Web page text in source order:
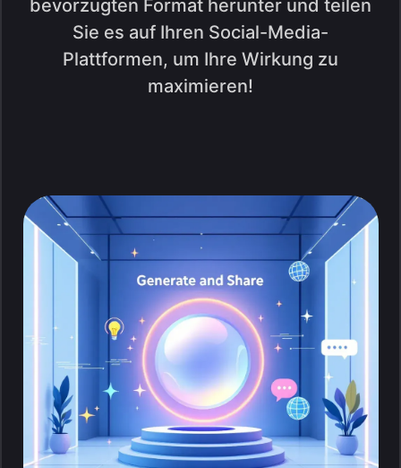
bevorzugten Format herunter und teilen
Sie es auf Ihren Social-Media-
Plattformen, um Ihre Wirkung zu
maximieren!